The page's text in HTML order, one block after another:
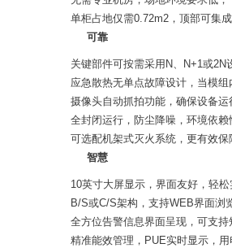
单柜占地仅需0.72m2，顶部可集
可靠
关键部件可按需采用N、N+1或2N
应急散热无单点故障设计，当模
摄像头自动抓拍功能，确保设备运
全封闭运行，防尘降噪，环境依赖
可选配机架式灭火系统，更有效保
智慧
10英寸大屏显示，界面友好，轻
B/S或C/S架构，支持WEB界面浏
全方位告警信息界面呈现，可支
精准能效管理，PUE实时显示，用